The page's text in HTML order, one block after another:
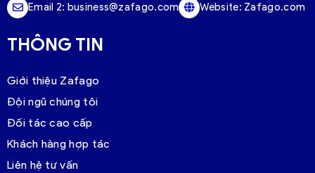
Email 2: business@zafago.com Website: Zafago.com
THÔNG TIN
Giới thiệu Zafago
Đội ngũ chúng tôi
Đối tác cao cấp
Khách hàng hợp tác
Liên hệ tư vấn